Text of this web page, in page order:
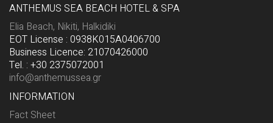
ANTHEMUS SEA BEACH HOTEL & SPA
Elia Beach, Nikiti, Halkidiki
EOT License : 0938K015A0406700
Business Licence: 21070426000
Tel. : +30 2375072001
info@anthemussea.gr
INFORMATION
Fact Sheet